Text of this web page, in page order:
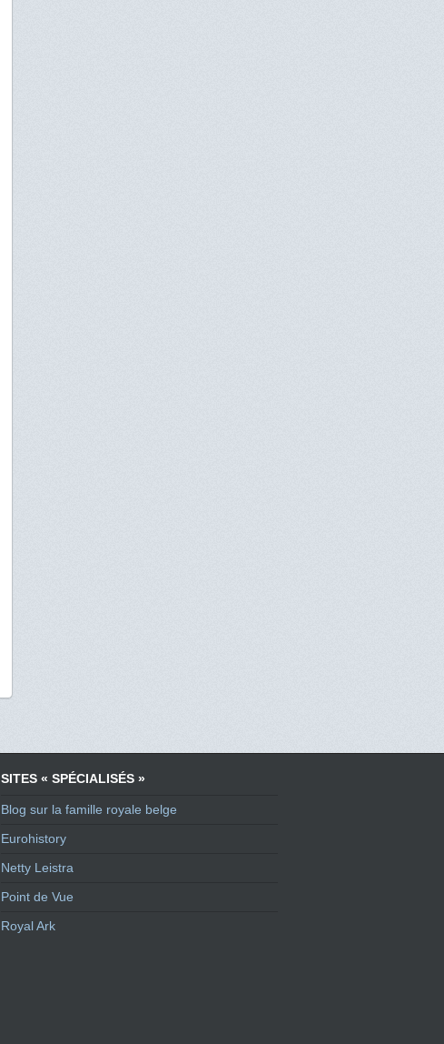
SITES « SPÉCIALISÉS »
Blog sur la famille royale belge
Eurohistory
Netty Leistra
Point de Vue
Royal Ark